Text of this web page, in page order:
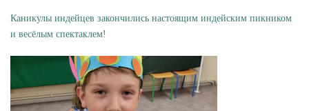
Каникулы индейцев закончились настоящим индейским пикником
и весёлым спектаклем!